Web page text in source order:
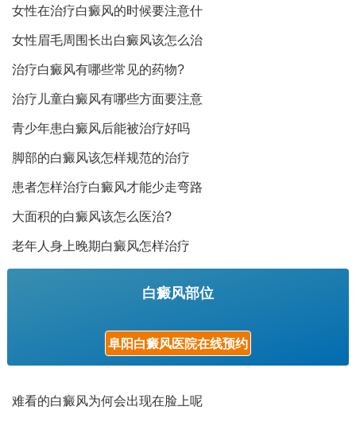
女性在治疗白癜风的时候要注意什
女性眉毛周围长出白癜风该怎么治
治疗白癜风有哪些常见的药物?
治疗儿童白癜风有哪些方面要注意
青少年患白癜风后能被治疗好吗
脚部的白癜风该怎样规范的治疗
患者怎样治疗白癜风才能少走弯路
大面积的白癜风该怎么医治?
老年人身上晚期白癜风怎样治疗
白癜风部位
阜阳白癜风医院在线预约
难看的白癜风为何会出现在脸上呢